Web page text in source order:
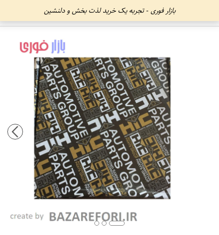
بازار فوری - تجربه یک خرید لذت بخش و دلنشین